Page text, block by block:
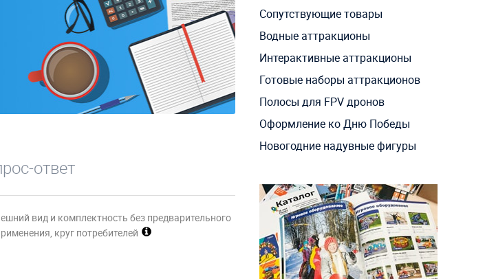
ответ
вид и комплектность без предварительного
круг потребителей
Сопутствующие товары
Водные аттракционы
Интерактивные аттракционы
Готовые наборы аттракционов
Полосы для FPV дронов
Оформление ко Дню Победы
Новогодние надувные фигуры